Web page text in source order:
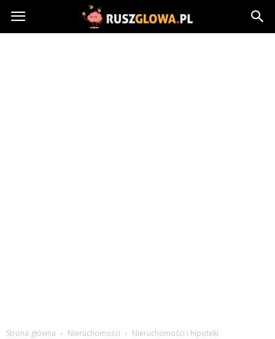
Ruszglowa.pl
Strona główna Nieruchomości Nieruchomości i hipoteki